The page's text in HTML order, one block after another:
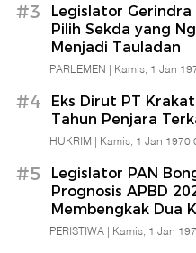
#3
Legislator
Pilih Sekda yang
Menjadi Tauladan
PARLEMEN | Kamis, 1 Jan
#4
Eks Dirut PT
Tahun Penjara
HUKRIM | Kamis, 1 Jan 1970
#5
Legislator PAN
Prognosis APBD
Membengkak Dua
PERISTIWA | Kamis, 1 Jan